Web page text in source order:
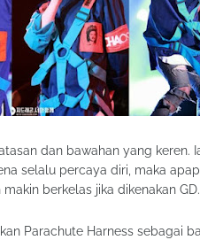
dan bawahan yang keren.
selalu percaya diri, maka
berkelas jika dikenakan GD.
Parachute Harness sebagai